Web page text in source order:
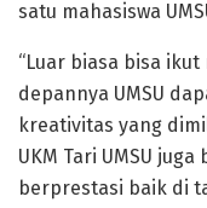
satu mahasiswa
“Luar biasa bisa
depannya UMSU
kreativitas yang
UKM Tari UMSU
berprestasi baik di